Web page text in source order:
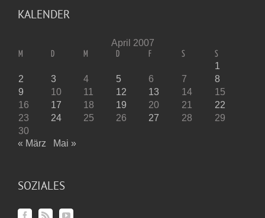
KALENDER
April 2007
M D M D F S S
1
2
3 4 5 6 7
8
9
10 11 12 13 14
15
16
17 18 19 20 21
22
23
24 25 26 27 28
29
30
« März
Mai »
SOZIALES